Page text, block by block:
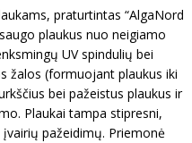
praturtintas “AlgaNord
plaukus nuo neigiamo
UV spindulių bei
žalos (formuojant plaukus iki
bei pažeistus plaukus ir
Plaukai tampa stipresni,
pažeidimų. Priemonė